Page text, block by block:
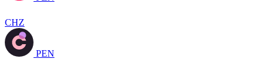
CHZ
PEN